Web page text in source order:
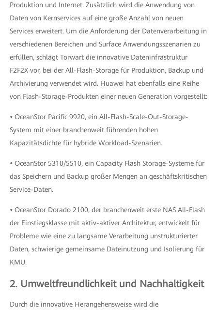
Produktion und Internet. Zusätzlich wird die Anwendung von
Daten von Kernservices auf eine große Anzahl von neuen
Services erweitert. Um die Anforderung der Datenverarbeitung in
verschiedenen Bereichen und Surface Anwendungsszenarien zu
erfüllen, schlägt Torwart die innovative Dateninfrastruktur
F2F2X vor, bei der All-Flash-Storage für Produktion, Backup und
Archivierung verwendet wird. Huawei hat ebenfalls eine Reihe
von Flash-Storage-Produkten einer neuen Generation vorgestellt:
• OceanStor Pacific 9920, ein All-Flash-Scale-Out-Storage-
System mit einer branchenweit führenden hohen
Kapazitätsdichte für hybride Workload-Szenarien.
• OceanStor 5310/5510, ein Capacity Flash Storage-Systeme für
das Speichern und Backup großer Mengen an geschäftskritischen
Service-Daten.
• OceanStor Dorado 2100, der branchenweit erste NAS All-Flash
der Einstiegsklasse mit aktiv-aktiver Architektur, entwickelt für
Probleme wie eine zu langsame Verarbeitung unstrukturierter
Daten, schwierige gemeinsame Dateinutzung und Isolierung für
KMU.
2. Umweltfreundlichkeit und Nachhaltigkeit
Durch die innovative Herangehensweise wird die